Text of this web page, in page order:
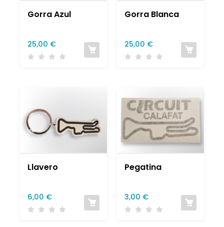
Gorra Azul
25,00 €
Gorra Blanca
25,00 €
Llavero
6,00 €
Pegatina
3,00 €